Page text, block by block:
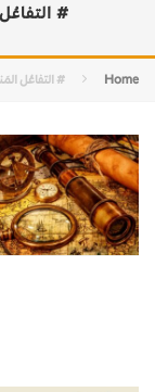
#
Home # التفاعُل